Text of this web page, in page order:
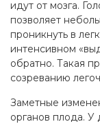
идут от мозга.
позволяет
проникнуть в
интенсивном
обратно. Такая
созреванию
Заметные
органов плода.